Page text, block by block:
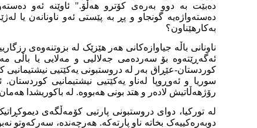
ده‌بێت به‌ دوو به‌ره‌ی‌ کۆتر‌و هه‌ڵۆ." ئاوێنە ئەو
دەستەواژەیە گونجاو و پڕ بە پێستی ئەو ناونانەن یا
بەکارهێناون؟
ناونانی باڵە جیاوازەکانی هەر هێزێک لە بزوتنەوەی
ئەگەڕێتەوە بۆ سەردەمی جەلالیی و مەلایی یا باڵی
کوردستان-عێڕاق بەر لە دروستبونی یەکێتیی
سوریا و ئەوڕوپا لەناو یەکێتیی نیشتیمانیی
رۆژهەڵاتیش لادەر و هتد بونی هەبووە. لە باکوریشدا
دوبەرەکییەک بخاتە ناو پارتەکە. هەرچەندە، سەرکەوتو